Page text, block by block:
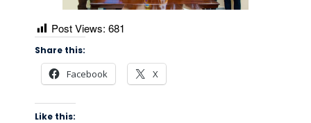
Post Views: 681
Share this:
Facebook X
Like this: